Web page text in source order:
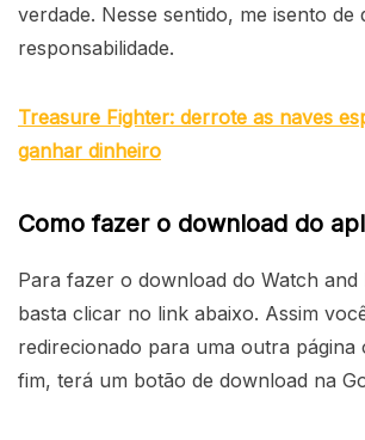
verdade. Nesse sentido, me isento de
responsabilidade.
Treasure Fighter: derrote as naves
ganhar dinheiro
Como fazer o download do
Para fazer o download do Watch and
basta clicar no link abaixo. Assim
redirecionado para uma outra página
fim, terá um botão de download na